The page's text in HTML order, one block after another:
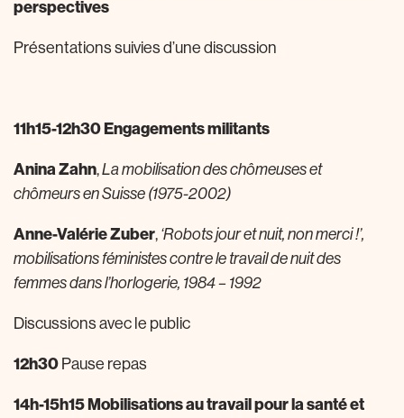
perspectives
Présentations suivies d’une discussion
11h15-12h30 Engagements militants
Anina Zahn,La mobilisation des chômeuses et
chômeurs en Suisse (1975-2002)
Anne-Valérie Zuber, ‘Robots jour et nuit, non merci !’,
mobilisations féministes contre le travail de nuit des
femmes dans l’horlogerie, 1984 – 1992
Discussions avec le public
12h30 Pause repas
14h-15h15 Mobilisations au travail pour la santé et